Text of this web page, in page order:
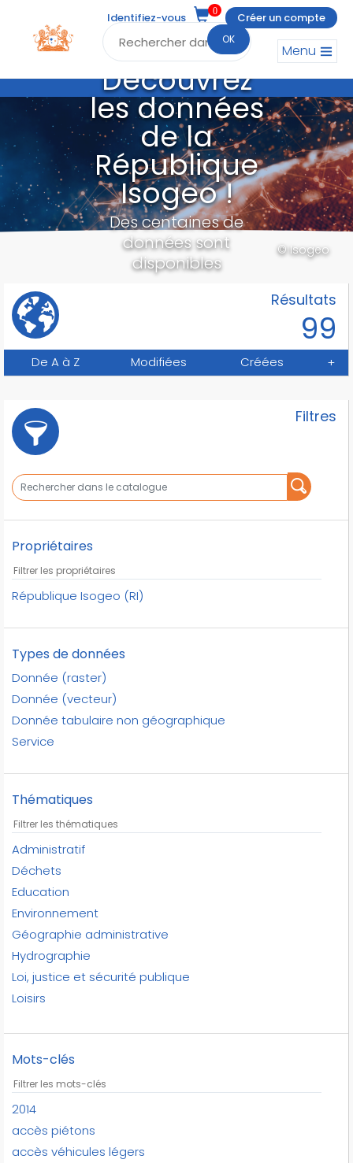
OK
Menu
Identifiez-vous
0
Créer un compte
Découvrez
les données
de la
République
Isogeo !
Des centaines de
données sont
disponibles
© Isogeo
Résultats
99
De A à Z Modifiées Créées +
Filtres
Propriétaires
République Isogeo (RI)
Types de données
Donnée (raster)
Donnée (vecteur)
Donnée tabulaire non géographique
Service
Thématiques
Administratif
Déchets
Education
Environnement
Géographie administrative
Hydrographie
Loi, justice et sécurité publique
Loisirs
Mots-clés
2014
accès piétons
accès véhicules légers